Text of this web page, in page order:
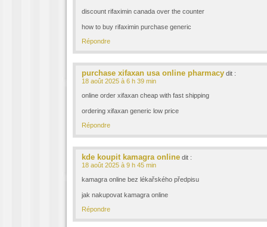
discount rifaximin canada over the counter
how to buy rifaximin purchase generic
Répondre
purchase xifaxan usa online pharmacy dit :
18 août 2025 à 6 h 39 min
online order xifaxan cheap with fast shipping
ordering xifaxan generic low price
Répondre
kde koupit kamagra online dit :
18 août 2025 à 9 h 45 min
kamagra online bez lékařského předpisu
jak nakupovat kamagra online
Répondre